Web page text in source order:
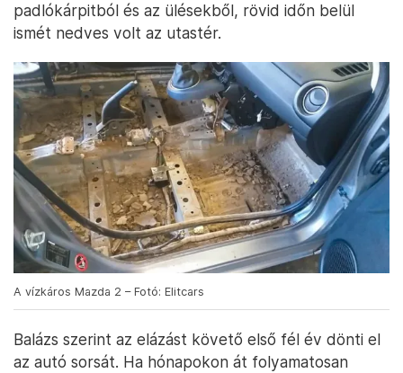
padlókárpitból és az ülésekből, rövid időn belül
ismét nedves volt az utastér.
A vízkáros Mazda 2 – Fotó: Elitcars
Balázs szerint az elázást követő első fél év dönti el
az autó sorsát. Ha hónapokon át folyamatosan